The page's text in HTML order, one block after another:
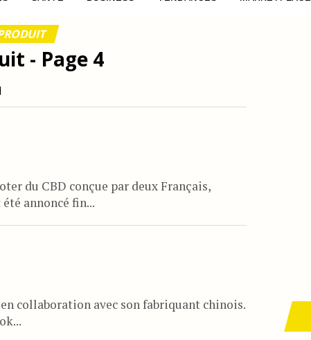
- Page 4
du CBD conçue par deux Français,
annoncé fin...
collaboration avec son fabriquant chinois.